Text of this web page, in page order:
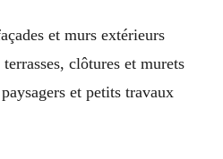
et murs extérieurs
clôtures et murets
et petits travaux